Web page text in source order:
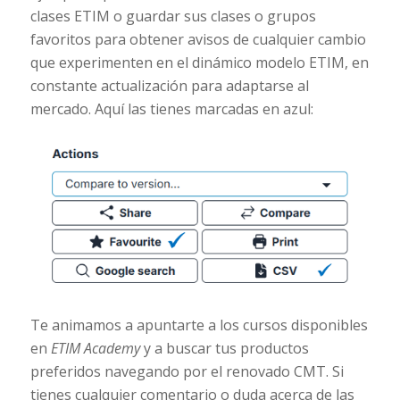
clases ETIM o guardar sus clases o grupos
favoritos para obtener avisos de cualquier cambio
que experimenten en el dinámico modelo ETIM, en
constante actualización para adaptarse al
mercado. Aquí las tienes marcadas en azul:
Te animamos a apuntarte a los cursos disponibles
en ETIM Academyy a buscar tus productos
preferidos navegando por el renovado CMT. Si
tienes cualquier comentario o duda acerca de las